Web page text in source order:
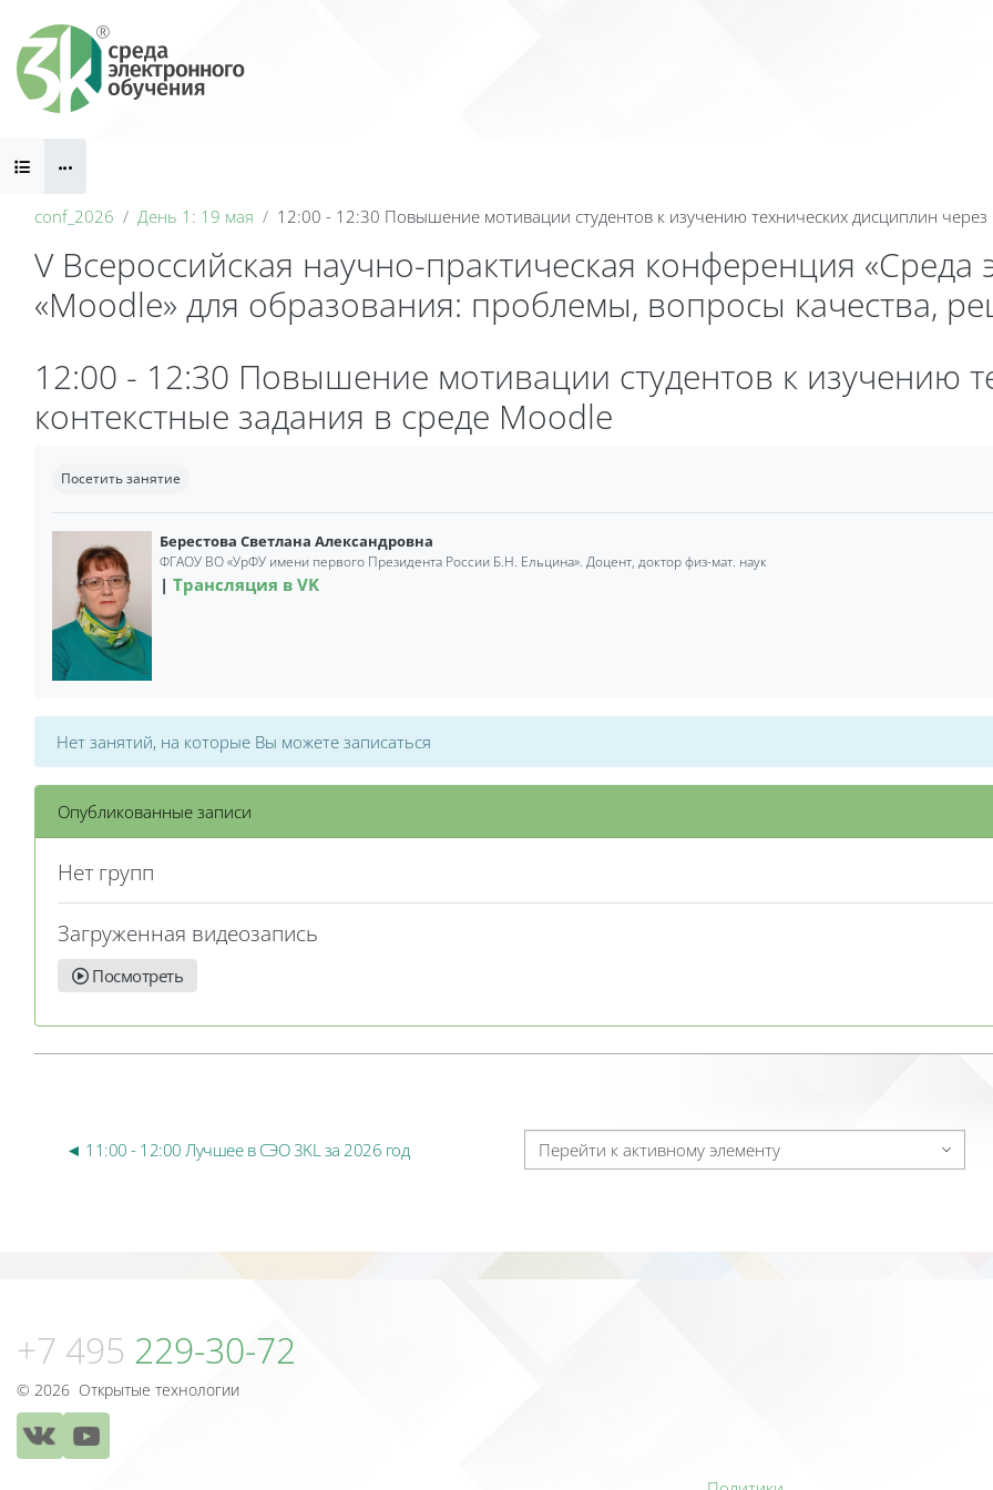
Блоки
conf_2026 День 1: 19 мая 12:00 - 12:30 Повышение мотивации студентов к изучению технических дисциплин через
V Всероссийская научно-практическая конференция «Среда
«Moodle» для образования: проблемы, вопросы качества,
Блоки
12:00 - 12:30 Повышение мотивации студентов к изучению
контекстные задания в среде Moodle
Посетить занятие
Берестова Светлана Александровна
ФГАОУ ВО«УрФУ имени первого Президента России Б.Н. Ельцина». Доцент, доктор физ-мат. наук
Трансляция в VK
Нет занятий, на которые Вы можете записаться
Опубликованные записи
Нет групп
Загруженная видеозапись
Посмотреть
◄ 11:00 - 12:00 Лучшее в СЭО 3KL за 2026 год Перейти к активному элементу
+7 495 229-30-72
© 2026 Открытые технологии